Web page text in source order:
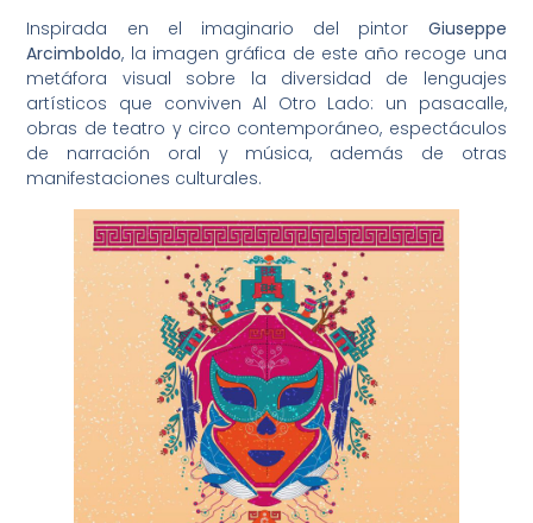
Inspirada en el imaginario del pintor Giuseppe
Arcimboldo, la imagen gráfica de este año recoge una
metáfora visual sobre la diversidad de lenguajes
artísticos que conviven Al Otro Lado: un pasacalle,
obras de teatro y circo contemporáneo, espectáculos
de narración oral y música, además de otras
manifestaciones culturales.